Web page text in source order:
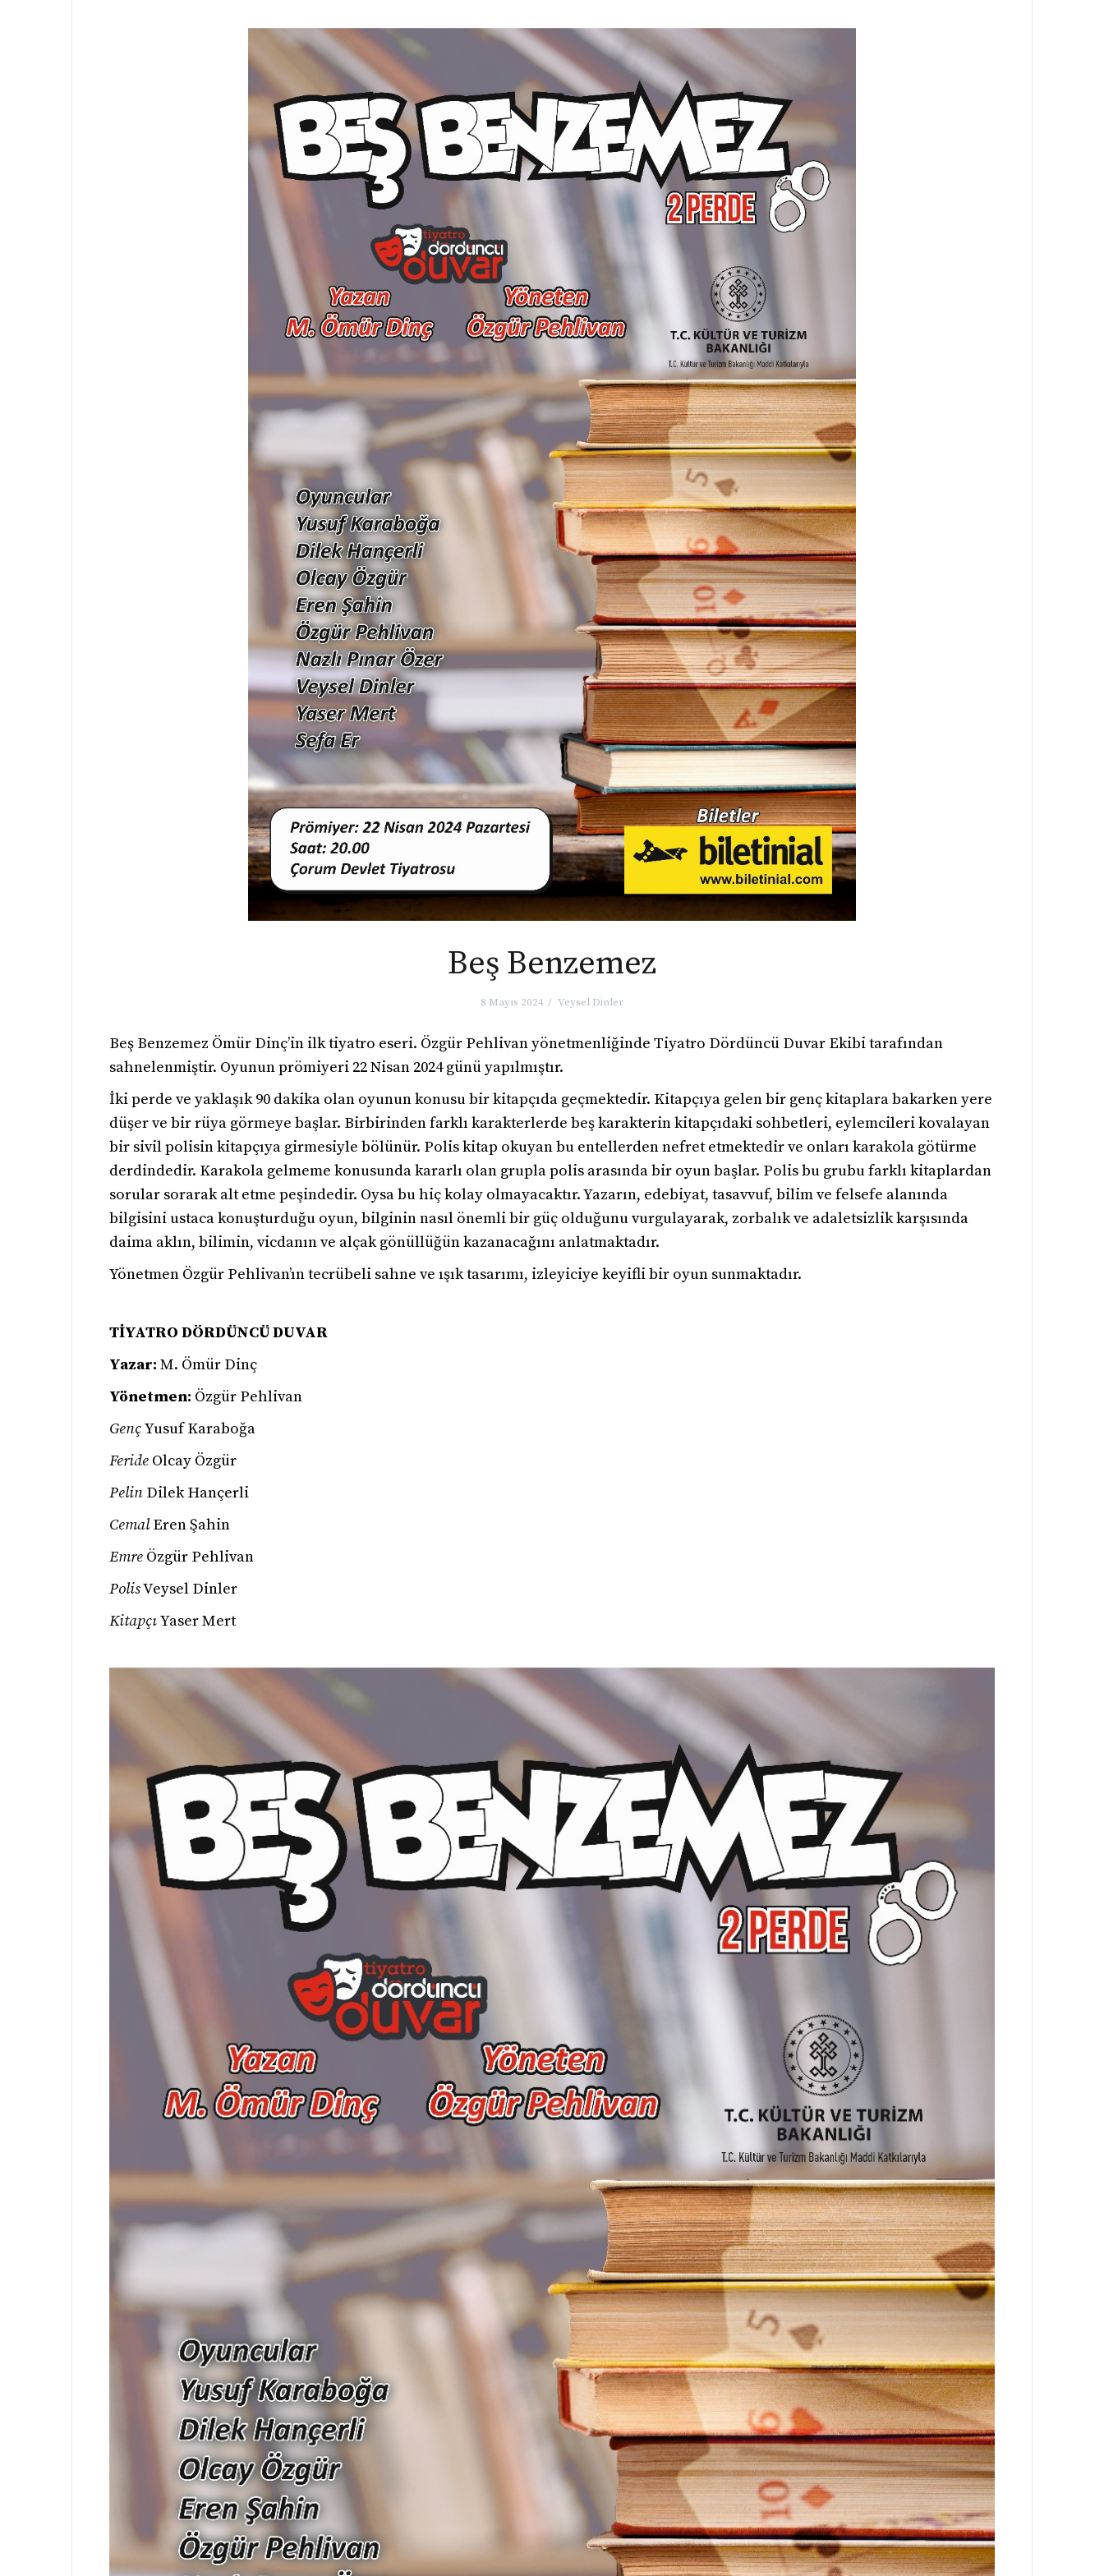
Beş Benzemez
8 Mayıs 2024 Veysel Dinler
Beş Benzemez Ömür Dinç’in ilk tiyatro eseri. Özgür Pehlivan yönetmenliğinde Tiyatro Dördüncü Duvar Ekibi tarafından
sahnelenmiştir. Oyunun prömiyeri 22 Nisan 2024 günü yapılmıştır.
İki perde ve yaklaşık 90 dakika olan oyunun konusu bir kitapçıda geçmektedir. Kitapçıya gelen bir genç kitaplara bakarken yere
düşer ve bir rüya görmeye başlar. Birbirinden farklı karakterlerde beş karakterin kitapçıdaki sohbetleri, eylemcileri kovalayan
bir sivil polisin kitapçıya girmesiyle bölünür. Polis kitap okuyan bu entellerden nefret etmektedir ve onları karakola götürme
derdindedir. Karakola gelmeme konusunda kararlı olan grupla polis arasında bir oyun başlar. Polis bu grubu farklı kitaplardan
sorular sorarak alt etme peşindedir. Oysa bu hiç kolay olmayacaktır. Yazarın, edebiyat, tasavvuf, bilim ve felsefe alanında
bilgisini ustaca konuşturduğu oyun, bilginin nasıl önemli bir güç olduğunu vurgulayarak, zorbalık ve adaletsizlik karşısında
daima aklın, bilimin, vicdanın ve alçak gönüllüğün kazanacağını anlatmaktadır.
Yönetmen Özgür Pehlivan’ın tecrübeli sahne ve ışık tasarımı, izleyiciye keyifli bir oyun sunmaktadır.
TİYATRO DÖRDÜNCÜ DUVAR
Yazar:M. Ömür Dinç
Yönetmen: Özgür Pehlivan
GençYusuf Karaboğa
Feride Olcay Özgür
Pelin Dilek Hançerli
CemalEren Şahin
Emre Özgür Pehlivan
PolisVeysel Dinler
KitapçıYaser Mert